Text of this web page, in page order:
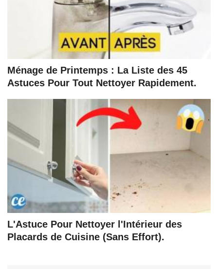
Ménage de Printemps : La Liste des 45
Astuces Pour Tout Nettoyer Rapidement.
L'Astuce Pour Nettoyer l'Intérieur des
Placards de Cuisine (Sans Effort).